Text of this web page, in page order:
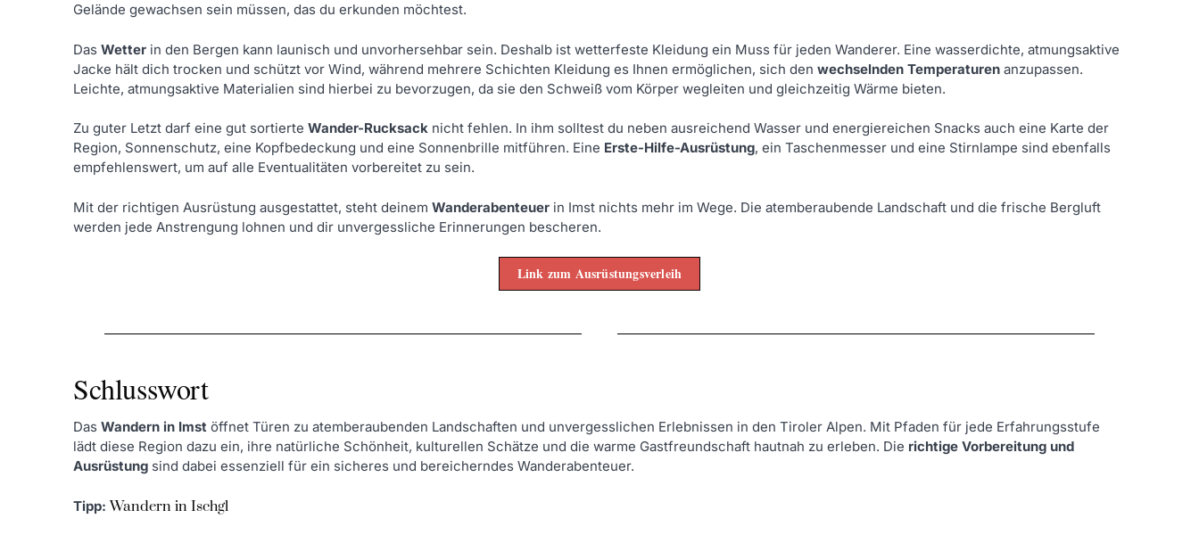
Gelände gewachsen sein müssen, das du erkunden möchtest.
Das Wetter in den Bergen kann launisch und unvorhersehbar sein. Deshalb ist wetterfeste Kleidung ein Muss für jeden Wanderer. Eine wasserdichte, atmungsaktive
Jacke hält dich trocken und schützt vor Wind, während mehrere Schichten Kleidung es Ihnen ermöglichen, sich den wechselnden Temperaturen anzupassen.
Leichte, atmungsaktive Materialien sind hierbei zu bevorzugen, da sie den Schweiß vom Körper wegleiten und gleichzeitig Wärme bieten.
Zu guter Letzt darf eine gut sortierte Wander-Rucksack nicht fehlen. In ihm solltest du neben ausreichend Wasser und energiereichen Snacks auch eine Karte der
Region, Sonnenschutz, eine Kopfbedeckung und eine Sonnenbrille mitführen. Eine Erste-Hilfe-Ausrüstung, ein Taschenmesser und eine Stirnlampe sind ebenfalls
empfehlenswert, um auf alle Eventualitäten vorbereitet zu sein.
Mit der richtigen Ausrüstung ausgestattet, steht deinem Wanderabenteuer in Imst nichts mehr im Wege. Die atemberaubende Landschaft und die frische Bergluft
werden jede Anstrengung lohnen und dir unvergessliche Erinnerungen bescheren.
Link zum Ausrüstungsverleih
Schlusswort
Das Wandern in Imst öffnet Türen zu atemberaubenden Landschaften und unvergesslichen Erlebnissen in den Tiroler Alpen. Mit Pfaden für jede Erfahrungsstufe
lädt diese Region dazu ein, ihre natürliche Schönheit, kulturellen Schätze und die warme Gastfreundschaft hautnah zu erleben. Die richtige Vorbereitung und
Ausrüstung sind dabei essenziell für ein sicheres und bereicherndes Wanderabenteuer.
Tipp: Wandern in Ischgl